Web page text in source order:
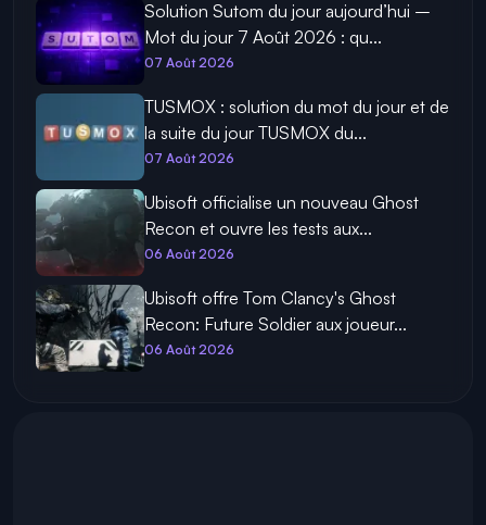
Solution Sutom du jour aujourd’hui –
Mot du jour 7 Août 2026 : qu...
07 Août 2026
TUSMOX : solution du mot du jour et de
la suite du jour TUSMOX du...
07 Août 2026
Ubisoft officialise un nouveau Ghost
Recon et ouvre les tests aux...
06 Août 2026
Ubisoft offre Tom Clancy's Ghost
Recon: Future Soldier aux joueur...
06 Août 2026